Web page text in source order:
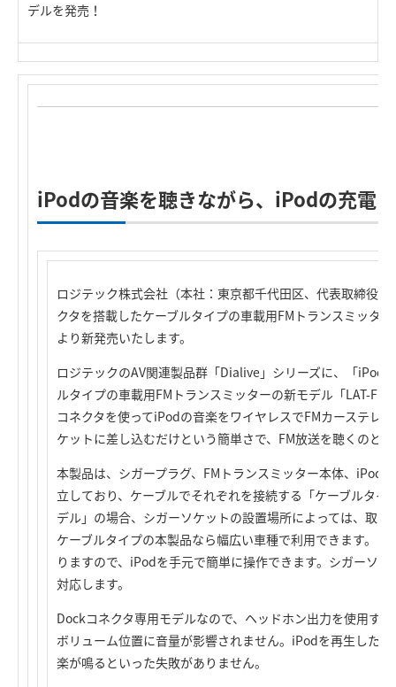
デルを発売！
iPodの音楽を聴きながら、iPodの充電
ロジテック株式会社（本社：東京都千代田区、代表取締役
クタを搭載したケーブルタイプの車載用FMトランスミッタ
より新発売いたします。
ロジテックのAV関連製品群「Dialive」シリーズに、「iPod
ルタイプの車載用FMトランスミッターの新モデル「LAT-
コネクタを使ってiPodの音楽をワイヤレスでFMカーステレ
ケットに差し込むだけという簡単さで、FM放送を聴くのと
本製品は、シガープラグ、FMトランスミッター本体、iPod
立しており、ケーブルでそれぞれを接続する「ケーブルタイ
デル」の場合、シガーソケットの設置場所によっては、取
ケーブルタイプの本製品なら幅広い車種で利用できます。
りますので、iPodを手元で簡単に操作できます。シガーソ
対応します。
Dockコネクタ専用モデルなので、ヘッドホン出力を使用す
ボリューム位置に音量が影響されません。iPodを再生した
楽が鳴るといった失敗がありません。